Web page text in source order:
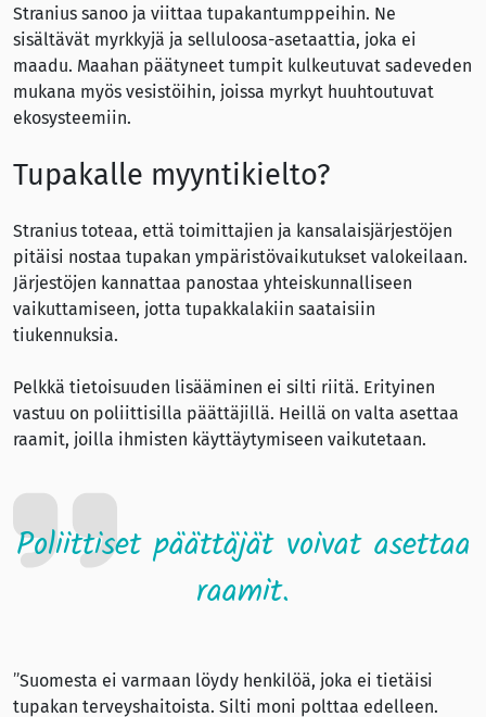
Stranius sanoo ja viittaa tupakantumppeihin. Ne
sisältävät myrkkyjä ja selluloosa-asetaattia, joka ei
maadu. Maahan päätyneet tumpit kulkeutuvat sadeveden
mukana myös vesistöihin, joissa myrkyt huuhtoutuvat
ekosysteemiin.
Tupakalle myyntikielto?
Stranius toteaa, että toimittajien ja kansalaisjärjestöjen
pitäisi nostaa tupakan ympäristövaikutukset valokeilaan.
Järjestöjen kannattaa panostaa yhteiskunnalliseen
vaikuttamiseen, jotta tupakkalakiin saataisiin
tiukennuksia.
Pelkkä tietoisuuden lisääminen ei silti riitä. Erityinen
vastuu on poliittisilla päättäjillä. Heillä on valta asettaa
raamit, joilla ihmisten käyttäytymiseen vaikutetaan.
Poliittiset päättäjät voivat asettaa
raamit.
”Suomesta ei varmaan löydy henkilöä, joka ei tietäisi
tupakan terveyshaitoista. Silti moni polttaa edelleen.